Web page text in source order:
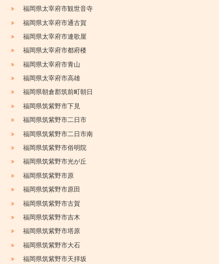
» 福岡県太宰府市観世音寺
» 福岡県太宰府市通古賀
» 福岡県太宰府市連歌屋
» 福岡県太宰府市都府楼
» 福岡県太宰府市青山
» 福岡県太宰府市高雄
» 福岡県朝倉郡筑前町朝日
» 福岡県筑紫野市下見
» 福岡県筑紫野市二日市
» 福岡県筑紫野市二日市南
» 福岡県筑紫野市俗明院
» 福岡県筑紫野市光が丘
» 福岡県筑紫野市原
» 福岡県筑紫野市原田
» 福岡県筑紫野市古賀
» 福岡県筑紫野市吉木
» 福岡県筑紫野市塔原
» 福岡県筑紫野市大石
» 福岡県筑紫野市天拝坂